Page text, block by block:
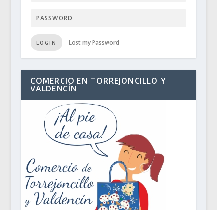
LOGIN Lost my Password
COMERCIO EN TORREJONCILLO Y
VALDENCÍN